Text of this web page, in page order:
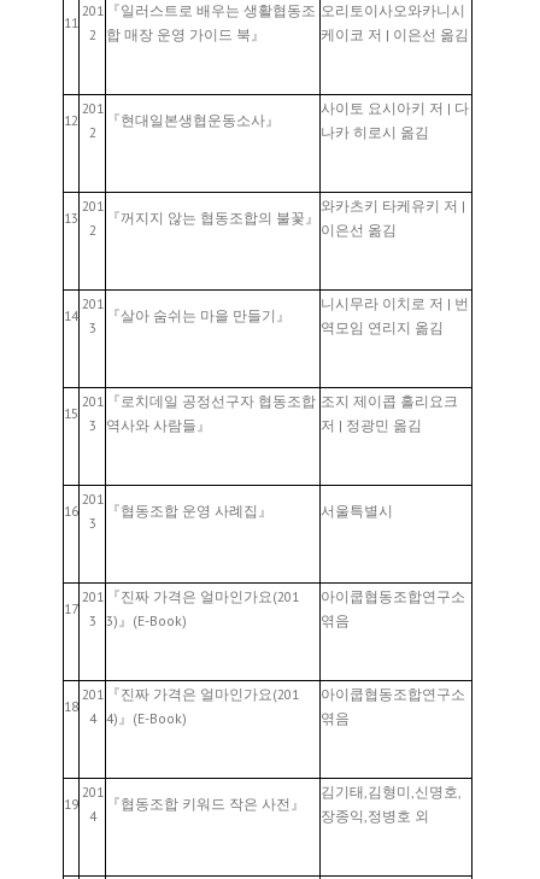
11
201
2
『일러스트로 배우는 생활협동조
합 매장 운영 가이드 북』
오리토이사오와카니시
케이코 저 | 이은선 옮김
12
201
2
『현대일본생협운동소사』
사이토 요시아키 저 | 다
나카 히로시 옮김
13
201
2
『꺼지지 않는 협동조합의 불꽃』
와카츠키 타케유키 저 |
이은선 옮김
14
201
3
『살아 숨쉬는 마을 만들기』
니시무라 이치로 저 | 번
역모임 연리지 옮김
15
201
3
『로치데일 공정선구자 협동조합
역사와 사람들』
조지 제이콥 홀리요크
저 | 정광민 옮김
16
201
3
『협동조합 운영 사례집』 서울특별시
17
201
3
『진짜 가격은 얼마인가요(201
3)』(E-Book)
아이쿱협동조합연구소
엮음
18
201
4
『진짜 가격은 얼마인가요(201
4)』(E-Book)
아이쿱협동조합연구소
엮음
19
201
4
『협동조합 키워드 작은 사전』
김기태,김형미,신명호,
장종익,정병호 외